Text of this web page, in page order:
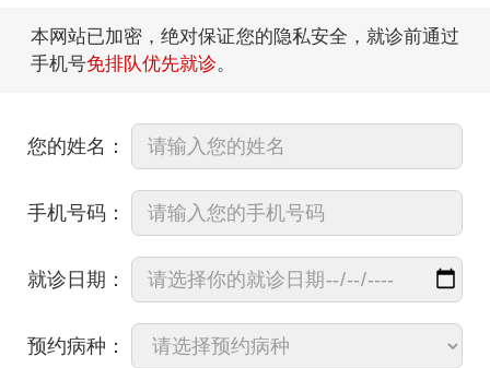
本网站已加密，绝对保证您的隐私安全，就诊前通过
手机号免排队优先就诊。
您的姓名：
手机号码：
就诊日期：
预约病种：